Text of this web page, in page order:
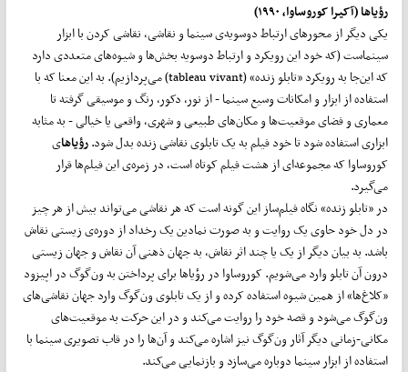
رؤیاها (آکیرا کوروساوا،۱۹۹۰)
یکی دیگر از محور‌های ارتباط دوسویه‌ی سینما و نقاشی، نقاشی کردن با ابزار
سینماست (که خود این رویکرد و ارتباط دوسویه بخش‌ها و شیوه‌های متعددی دارد
که این‌جا به رویکرد «تابلو زنده» (tableau vivant) می‌پردازیم). به این معنا که با
استفاده از ابزار و امکانات وسیع سینما - از نور، دکور، رنگ و موسیقی گرفته تا
معماری و فضای موقعیت‌ها و مکان‌های طبیعی و شهری، واقعی یا خیالی - به مثابه
ابزاری استفاده شود تا خود فیلم به یک تابلوی نقاشی زنده بدل شود.رؤیاهای
کوروساوا که مجموعه‌ای از هشت فیلم کوتاه است، در زمره‌ی این فیلم‌ها قرار
می‌گیرد.
در «تابلو زنده» نگاه فیلم‌ساز این گونه است که هر نقاشی می‌تواند بیش از هر چیز
در دل خود حاوی یک روایت و به صورت نمادین یک رخداد از دوره‌ی زیستی نقاش
باشد. به بیان دیگر از یک یا چند اثر نقاش، به جهان ذهنی آن نقاش و جهان زیستی
درون آن تابلو وارد می‌شویم. کوروساوا در رؤیا‌ها برای پرداختن به ون‌گوگ در اپیزود
«کلاغ‌ها» از همین شیوه استفاده کرده و از یک تابلوی ون‌گوگ وارد جهان نقاشی‌های
ون‌گوگ می‌شود و قصه خود را روایت می‌کند و در این حرکت به موقعیت‌های
مکانی-زمانی دیگر آثار ون‌گوگ نیز اشاره می‌کند و آن‌ها را در قاب تصویری سینما با
استفاده از ابزار سینما دوباره می‌سازد و بازنمایی می‌کند.